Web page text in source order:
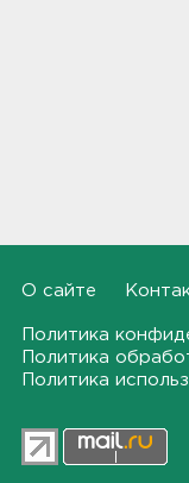
об отмене ЕГЭ
Петербурге
О сайте
Политика
Политика
Политика